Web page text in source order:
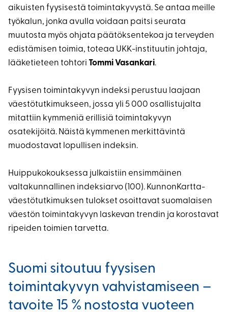
aikuisten fyysisestä toimintakyvystä. Se antaa meille
työkalun, jonka avulla voidaan paitsi seurata
muutosta myös ohjata päätöksentekoa ja terveyden
edistämisen toimia, toteaa UKK-instituutin johtaja,
lääketieteen tohtori Tommi Vasankari.
Fyysisen toimintakyvyn indeksi perustuu laajaan
väestötutkimukseen, jossa yli 5 000 osallistujalta
mitattiin kymmeniä erillisiä toimintakyvyn
osatekijöitä. Näistä kymmenen merkittävintä
muodostavat lopullisen indeksin.
Huippukokouksessa julkaistiin ensimmäinen
valtakunnallinen indeksiarvo (100). KunnonKartta-
väestötutkimuksen tulokset osoittavat suomalaisen
väestön toimintakyvyn laskevan trendin ja korostavat
ripeiden toimien tarvetta.
Suomi sitoutuu fyysisen
toimintakyvyn vahvistamiseen –
tavoite 15 % nostosta vuoteen